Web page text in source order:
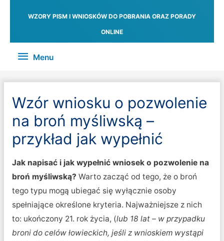
WZORY PISM I WNIOSKÓW DO POBRANIA ORAZ PORADY
ONLINE
Menu
Menu
Wzór wniosku o pozwolenie
na broń myśliwską –
przykład jak wypełnić
Jak napisać i jak wypełnić wniosek o pozwolenie na
broń myśliwską? Warto zacząć od tego, że o broń
tego typu mogą ubiegać się wyłącznie osoby
spełniające określone kryteria. Najważniejsze z nich
to: ukończony 21. rok życia, (lub 18 lat – w przypadku
broni do celów łowieckich, jeśli z wnioskiem wystąpi